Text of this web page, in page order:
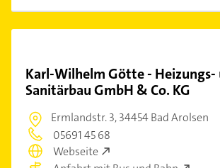
Karl-Wilhelm Götte - Heizungs-
Sanitärbau GmbH & Co. KG
Ermlandstr. 3,34454 Bad Arolsen
05691 45 68
Webseite